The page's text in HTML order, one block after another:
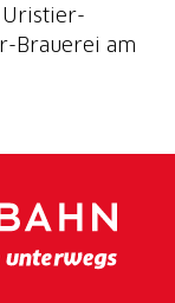
Uristier-
Brauerei am